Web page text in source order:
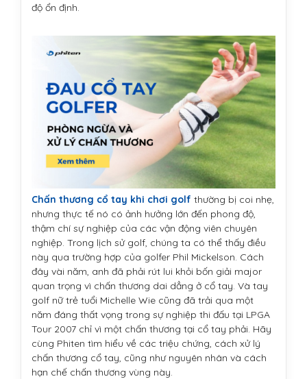
độ ổn định.
Chấn thương cổ tay khi chơi golf thường bị coi nhẹ,
nhưng thực tế nó có ảnh hưởng lớn đến phong độ,
thậm chí sự nghiệp của các vận động viên chuyên
nghiệp. Trong lịch sử golf, chúng ta có thể thấy điều
này qua trường hợp của golfer Phil Mickelson. Cách
đây vài năm, anh đã phải rút lui khỏi bốn giải major
quan trọng vì chấn thương dai dẳng ở cổ tay. Và tay
golf nữ trẻ tuổi Michelle Wie cũng đã trải qua một
năm đáng thất vọng trong sự nghiệp thi đấu tại LPGA
Tour 2007 chỉ vì một chấn thương tại cổ tay phải. Hãy
cùng Phiten tìm hiểu về các triệu chứng, cách xử lý
chấn thương cổ tay, cũng như nguyên nhân và cách
hạn chế chấn thương vùng này.